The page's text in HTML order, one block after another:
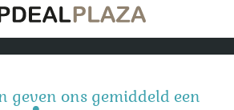
geven ons gemiddeld een